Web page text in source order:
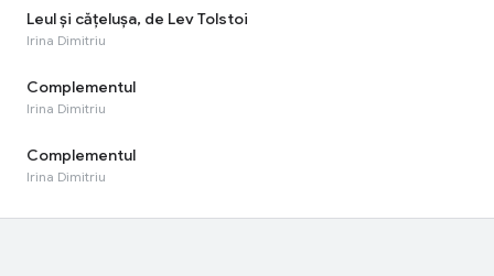
Leul și cățelușa, de Lev Tolstoi
Irina Dimitriu
Complementul
Irina Dimitriu
Complementul
Irina Dimitriu